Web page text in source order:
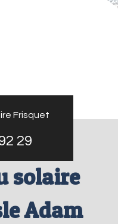
Frisquet
29
solaire
Adam